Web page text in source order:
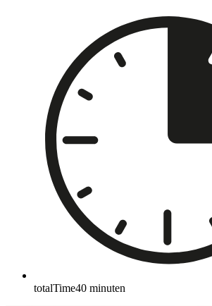
totalTime40 minuten